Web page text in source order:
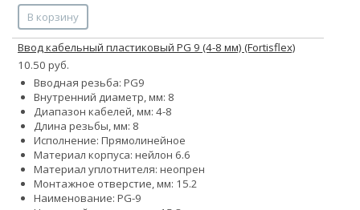
В корзину
Ввод кабельный пластиковый PG 9 (4-8 мм) (Fortisflex)
10.50 руб.
Вводная резьба: PG9
Внутренний диаметр, мм: 8
Диапазон кабелей, мм: 4-8
Длина резьбы, мм: 8
Исполнение: Прямолинейное
Материал корпуса: нейлон 6.6
Материал уплотнителя: неопрен
Монтажное отверстие, мм: 15.2
Наименование: PG-9